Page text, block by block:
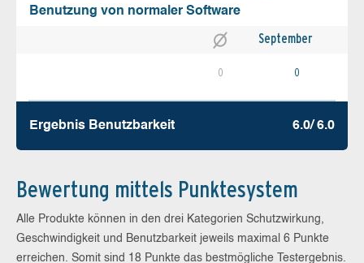
Benutzung von normaler Software
September
0 0
Ergebnis Benutz­barkeit 6.0/ 6.0
Bewertung mittels Punktesystem
Alle Produkte können in den drei Kategorien Schutzwirkung,
Geschwindigkeit und Benutzbarkeit jeweils maximal 6 Punkte
erreichen. Somit sind 18 Punkte das bestmögliche Testergebnis.